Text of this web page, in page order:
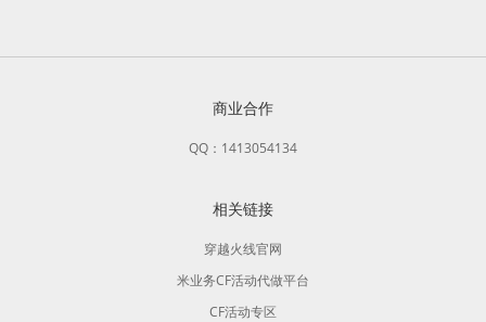
商业合作
QQ：1413054134
相关链接
穿越火线官网
米业务CF活动代做平台
CF活动专区